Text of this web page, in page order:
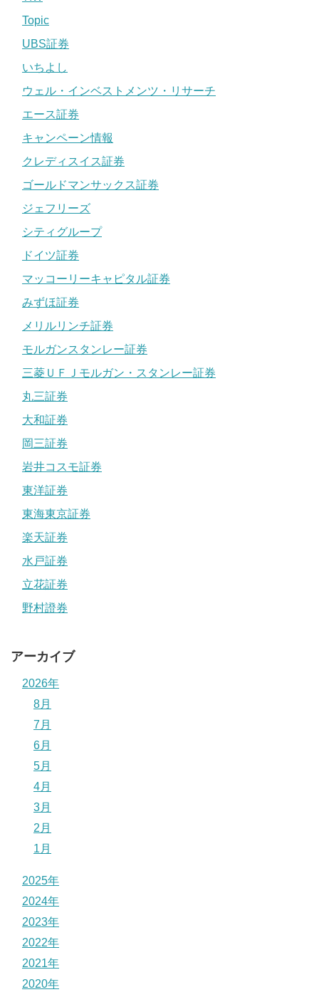
Topic
UBS証券
いちよし
ウェル・インベストメンツ・リサーチ
エース証券
キャンペーン情報
クレディスイス証券
ゴールドマンサックス証券
ジェフリーズ
シティグループ
ドイツ証券
マッコーリーキャピタル証券
みずほ証券
メリルリンチ証券
モルガンスタンレー証券
三菱ＵＦＪモルガン・スタンレー証券
丸三証券
大和証券
岡三証券
岩井コスモ証券
東洋証券
東海東京証券
楽天証券
水戸証券
立花証券
野村證券
アーカイブ
2026年
8月
7月
6月
5月
4月
3月
2月
1月
2025年
2024年
2023年
2022年
2021年
2020年